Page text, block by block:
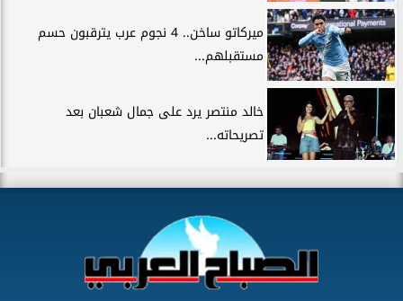
ميركاتو ساخن.. 4 نجوم عرب يترقبون حسم
مستقبلهم...
خالد منتصر يرد على جمال شعبان بعد
تصريحاته...